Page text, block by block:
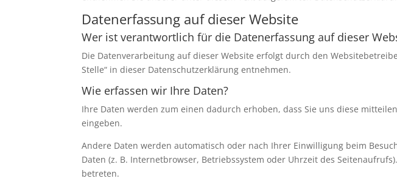
Datenerfassung auf dieser Website
Wer ist verantwortlich für die Datenerfassung auf dieser
Die Datenverarbeitung auf dieser Website erfolgt durch den
Stelle“ in dieser Datenschutzerklärung entnehmen.
Wie erfassen wir Ihre Daten?
Ihre Daten werden zum einen dadurch erhoben, dass Sie uns diese
eingeben.
Andere Daten werden automatisch oder nach Ihrer Einwilligung beim
Daten (z. B. Internetbrowser, Betriebssystem oder Uhrzeit des
betreten.